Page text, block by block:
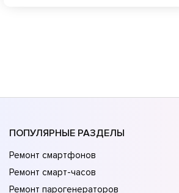
ПОПУЛЯРНЫЕ РАЗДЕЛЫ
Ремонт смартфонов
Ремонт смарт-часов
Ремонт парогенераторов